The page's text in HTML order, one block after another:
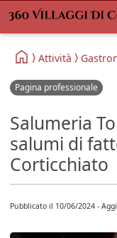
Attività
Pagina professionale
Salumeria
salumi di
Corticchiato
Pubblicato il 10/06/2024 -